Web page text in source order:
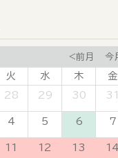
<前月 今
火 水 木 金
28 29 30 31
4 5 6 7
11 12 13 14